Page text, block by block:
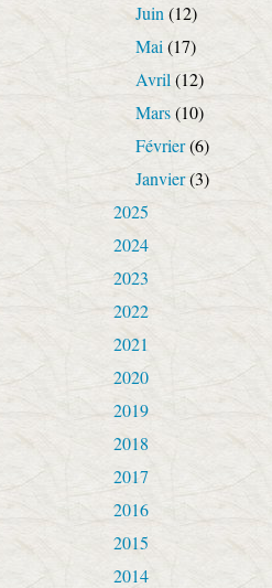
Juin (12)
Mai (17)
Avril (12)
Mars(10)
Février(6)
Janvier(3)
2025
2024
2023
2022
2021
2020
2019
2018
2017
2016
2015
2014